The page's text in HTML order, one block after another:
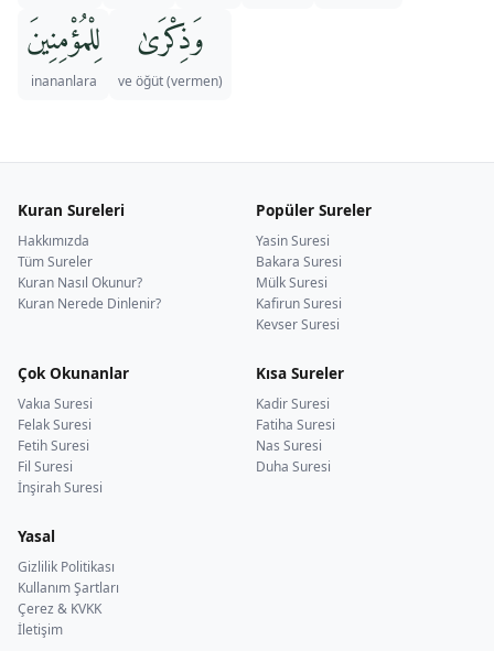
وَذِكْرَىٰ
ve öğüt (vermen)
لِلْمُؤْمِنِينَ
inananlara
Kuran Sureleri
Hakkımızda
Tüm Sureler
Kuran Nasıl Okunur?
Kuran Nerede Dinlenir?
Popüler Sureler
Yasin Suresi
Bakara Suresi
Mülk Suresi
Kafirun Suresi
Kevser Suresi
Çok Okunanlar
Vakıa Suresi
Felak Suresi
Fetih Suresi
Fil Suresi
İnşirah Suresi
Kısa Sureler
Kadir Suresi
Fatiha Suresi
Nas Suresi
Duha Suresi
Yasal
Gizlilik Politikası
Kullanım Şartları
Çerez & KVKK
İletişim